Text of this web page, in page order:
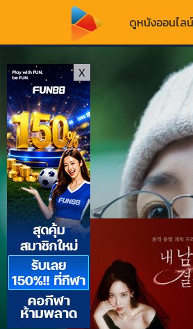
ดูหนังออนไลน์
X